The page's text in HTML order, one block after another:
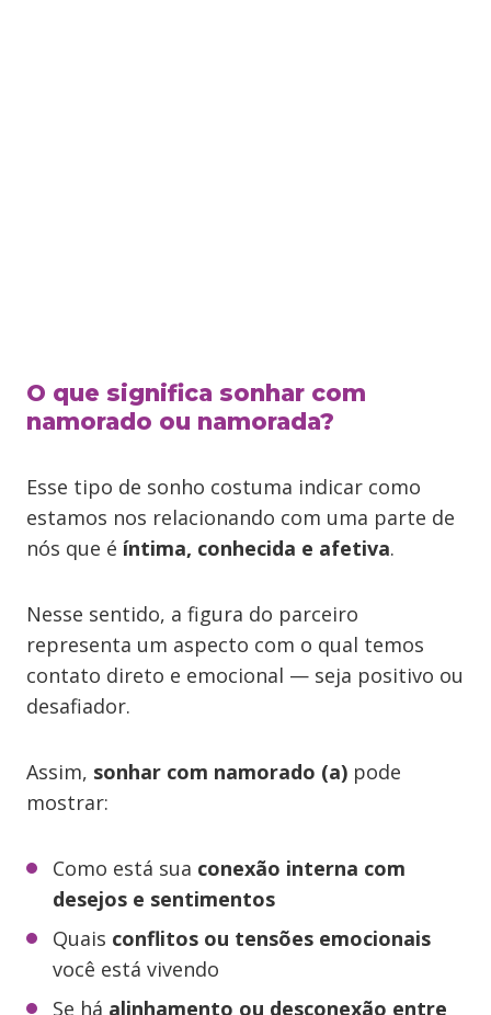
O que significa sonhar com
namorado ou namorada?
Esse tipo de sonho costuma indicar como
estamos nos relacionando com uma parte de
nós que é íntima, conhecida e afetiva.
Nesse sentido, a figura do parceiro
representa um aspecto com o qual temos
contato direto e emocional — seja positivo ou
desafiador.
Assim, sonhar com namorado (a) pode
mostrar:
Como está sua conexão interna com
desejos e sentimentos
Quais conflitos ou tensões emocionais
você está vivendo
Se há alinhamento ou desconexão entre